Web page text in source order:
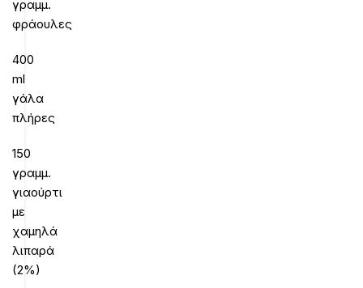
γραμμ.
φράουλες
400
ml
γάλα
πλήρες
150
γραμμ.
γιαούρτι
με
χαμηλά
λιπαρά
(2%)